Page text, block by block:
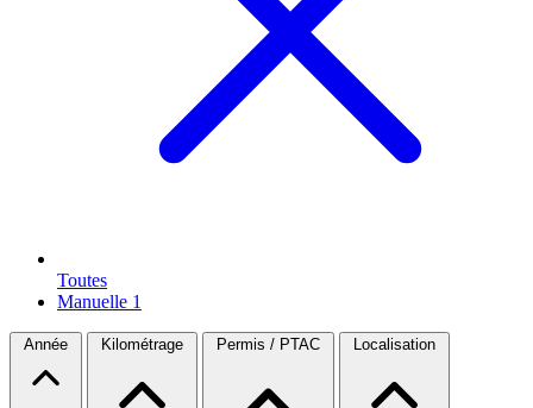
Toutes
Manuelle 1
Année Kilométrage Permis / PTAC Localisation